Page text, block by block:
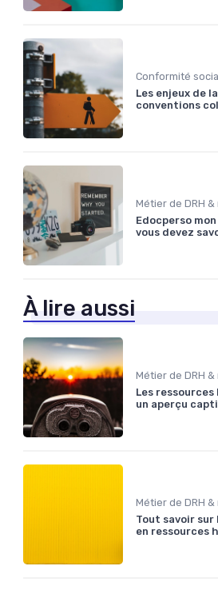
Les enjeux de
conventions
Edocperso
vous devez
À lire aussi
Les
un aperçu
Tout savoir
en ressources